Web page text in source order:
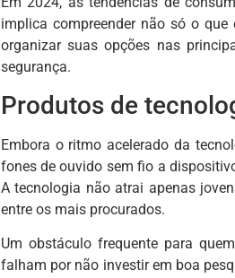
implica compreender não só o
organizar suas opções nas
segurança.
Produtos de
Embora o ritmo acelerado da
fones de ouvido sem fio a
A tecnologia não atrai apenas
entre os mais procurados.
Um obstáculo frequente para
falham por não investir em boa